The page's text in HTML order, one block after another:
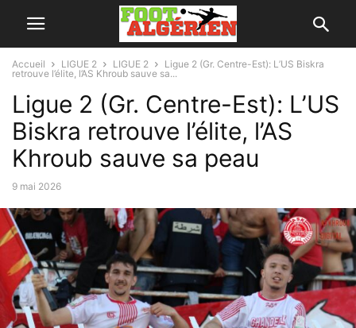
Accueil LIGUE 2 LIGUE 2
Ligue 2 (Gr. Centre-Est): L’US Biskra
retrouve l’élite, l’AS Khroub sauve sa...
Ligue 2 (Gr. Centre-Est): L’US
Biskra retrouve l’élite, l’AS
Khroub sauve sa peau
9 mai 2026